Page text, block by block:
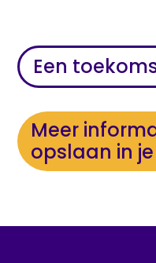
Een
Meer
opslaan in